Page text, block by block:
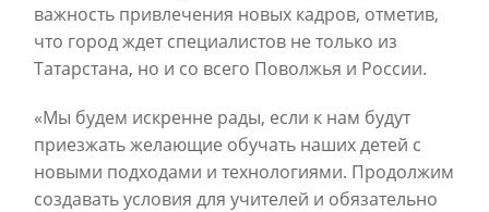
важность привлечения новых кадров, отметив,
что город ждет специалистов не только из
Татарстана, но и со всего Поволжья и России.
«Мы будем искренне рады, если к нам будут
приезжать желающие обучать наших детей с
новыми подходами и технологиями. Продолжим
создавать условия для учителей и обязательно